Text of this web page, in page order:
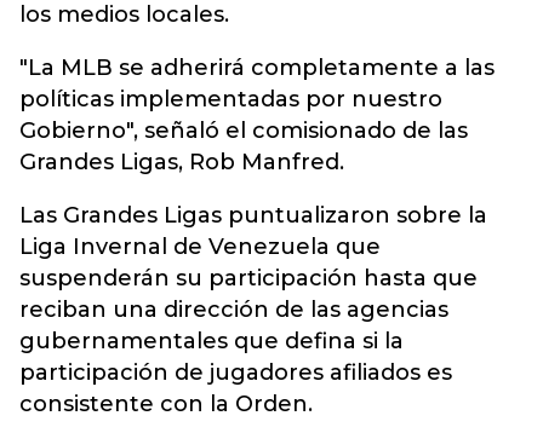
los medios locales.
"La MLB se adherirá completamente a las
políticas implementadas por nuestro
Gobierno", señaló el comisionado de las
Grandes Ligas, Rob Manfred.
Las Grandes Ligas puntualizaron sobre la
Liga Invernal de Venezuela que
suspenderán su participación hasta que
reciban una dirección de las agencias
gubernamentales que defina si la
participación de jugadores afiliados es
consistente con la Orden.